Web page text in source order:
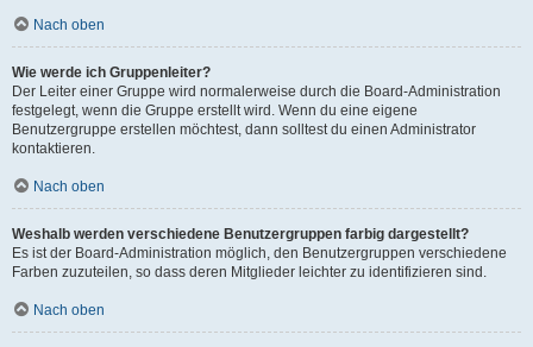
Nach oben
Wie werde ich Gruppenleiter?
Der Leiter einer Gruppe wird normalerweise durch die Board-Administration
festgelegt, wenn die Gruppe erstellt wird. Wenn du eine eigene
Benutzergruppe erstellen möchtest, dann solltest du einen Administrator
kontaktieren.
Nach oben
Weshalb werden verschiedene Benutzergruppen farbig dargestellt?
Es ist der Board-Administration möglich, den Benutzergruppen verschiedene
Farben zuzuteilen, so dass deren Mitglieder leichter zu identifizieren sind.
Nach oben